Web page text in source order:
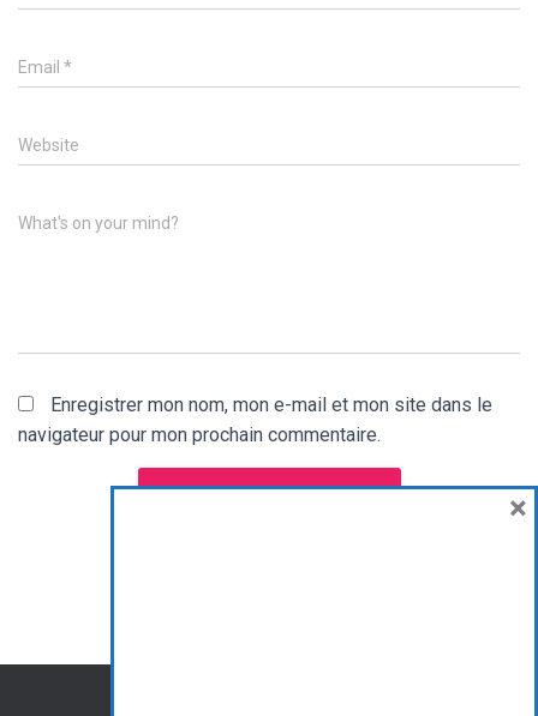
Email *
Website
What's on your mind?
Enregistrer mon nom, mon e-mail et mon site dans le
navigateur pour mon prochain commentaire.
×